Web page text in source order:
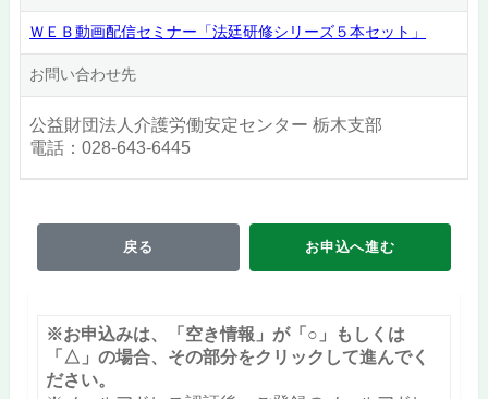
ＷＥＢ動画配信セミナー「法廷研修シリーズ５本セット」
お問い合わせ先
公益財団法人介護労働安定センター 栃木支部
電話：028-643-6445
戻る お申込へ進む
※お申込みは、「空き情報」が「○」もしくは
「△」の場合、その部分をクリックして進んでく
ださい。